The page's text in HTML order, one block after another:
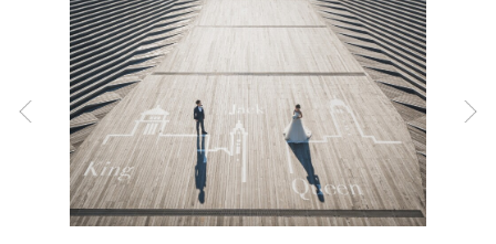
こだわりポイント
衣装追加無料 自慢の修正技術